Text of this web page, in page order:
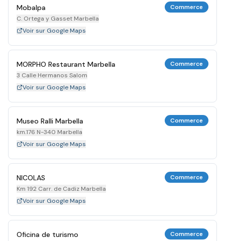
Mobalpa
C. Ortega y Gasset Marbella
Commerce
Voir sur Google Maps
MORPHO Restaurant Marbella
3 Calle Hermanos Salom
Commerce
Voir sur Google Maps
Museo Ralli Marbella
km.176 N-340 Marbella
Commerce
Voir sur Google Maps
NICOLAS
Km 192 Carr. de Cadiz Marbella
Commerce
Voir sur Google Maps
Oficina de turismo Commerce